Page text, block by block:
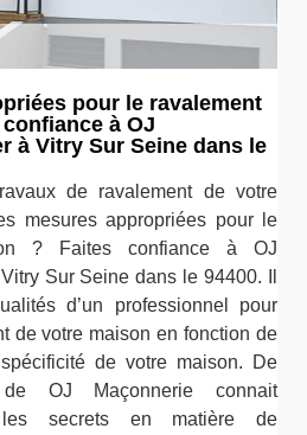
pour le ravalement
à OJ
à Vitry Sur Seine dans le
de ravalement de votre
mesures appropriées pour le
? Faites confiance à OJ
Sur Seine dans le 94400. Il
d’un professionnel pour
de votre maison en fonction de
de votre maison. De
OJ Maçonnerie connait
les secrets en matière de